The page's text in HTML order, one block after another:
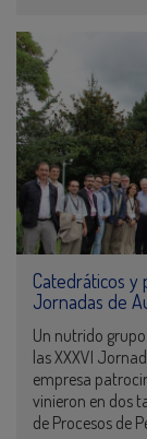
Catedráticos y
Jornadas de
Un nutrido
las XXXVI
empresa
vinieron en dos
de Procesos de